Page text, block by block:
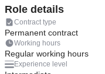
Role details
Contract type
Permanent contract
Working hours
Regular working hours
Experience level